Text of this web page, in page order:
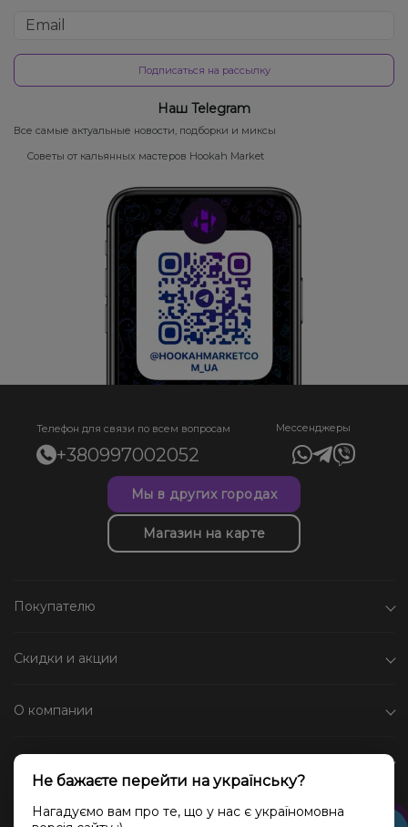
Подписаться на рассылку
Наш Telegram
Все самые актуальные новости, подборки и миксы
Советы от кальянных мастеров Hookah Market
Телефон для связи по всем вопросам
+380997002052
Мессенджеры
Мы в других городах
Магазин на карте
Покупателю
Скидки и акции
О компании
Каталог
Социальные сети
Не бажаєте перейти на українську?
Нагадуємо вам про те, що у нас є україномовна